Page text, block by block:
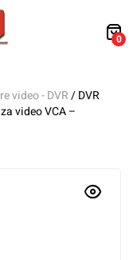
0
video - DVR/ DVR
video VCA –